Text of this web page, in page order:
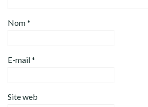
Nom*
E-mail*
Site web